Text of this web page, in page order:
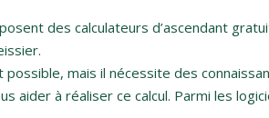
des calculateurs d’ascendant
possible, mais il nécessite des
aider à réaliser ce calcul. Parmi les